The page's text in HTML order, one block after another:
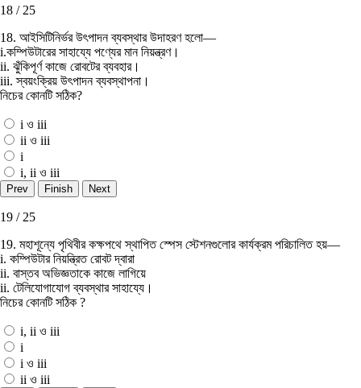
18 / 25
18. আইসিটিনির্ভর উৎপাদন ব্যবস্থার উদাহরণ হলাে—
i.কম্পিউটারের সাহায্যে পণ্যের মান নিয়ন্ত্রণ।
ii. ঝুঁকিপূর্ণ কাজে রােবটের ব্যবহার।
iii. স্বয়ংক্রিয় উৎপাদন ব্যবস্থাপনা।
নিচের কোনটি সঠিক?
i ও iii
ii ও iii
i
i, ii ও iii
19 / 25
19. মহাশূন্যে পৃথিবীর কক্ষপথে স্থাপিত স্পেস স্টেশনগুলাের কার্যক্রম পরিচালিত হয়—
i. কম্পিউটার নিয়ন্ত্রিত রােবট দ্বারা
ii. বাস্তব অভিজ্ঞতাকে কাজে লাগিয়ে
ii. টেলিযােগাযােগ ব্যবস্থার সাহায্যে।
নিচের কোনটি সঠিক ?
i, ii ও iii
i
i ও iii
ii ও iii